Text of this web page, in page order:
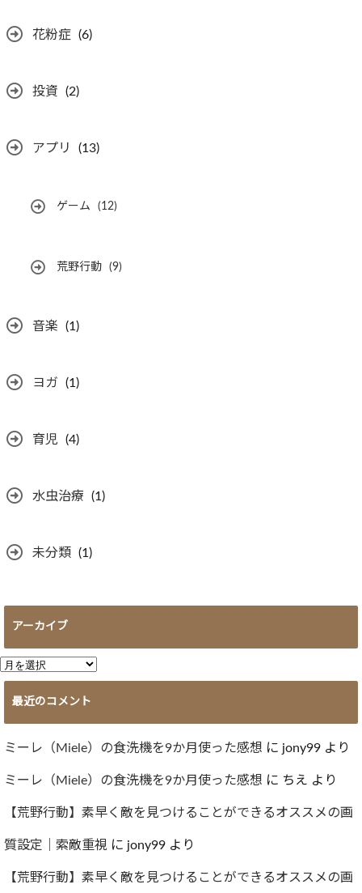
花粉症 (6)
投資 (2)
アプリ (13)
ゲーム (12)
荒野行動 (9)
音楽 (1)
ヨガ (1)
育児 (4)
水虫治療 (1)
未分類 (1)
アーカイブ
ア
ー
イ
ブ
最近のコメント
ミーレ（Miele）の食洗機を9か月使った感想 に jony99 より
ミーレ（Miele）の食洗機を9か月使った感想 に ちえ より
【荒野行動】素早く敵を見つけることができるオススメの画
質設定｜索敵重視 に jony99 より
【荒野行動】素早く敵を見つけることができるオススメの画